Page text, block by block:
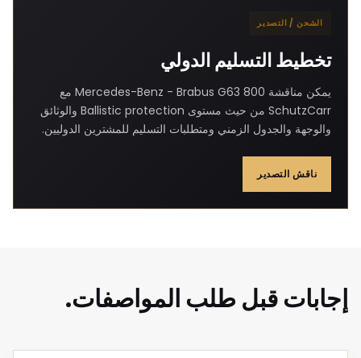
الشحن / التصدير
تخطيط التسليم الدولي
يمكن مناقشة Mercedes-Benz - Brabus G63 800 مع
SchutzCarr من حيث مستوى Ballistic protection والوثائق
والوجهة والجدول الزمني ومتطلبات التسليم للمشترين الدوليين.
ناقش التصدير
إجابات قبل طلب المواصفات.